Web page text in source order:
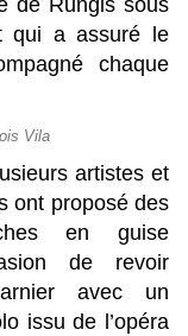
de Rungis sous
qui a assuré le
chaque
Vila
artistes et
ont proposé des
en guise
de revoir
avec un
issu de l’opéra